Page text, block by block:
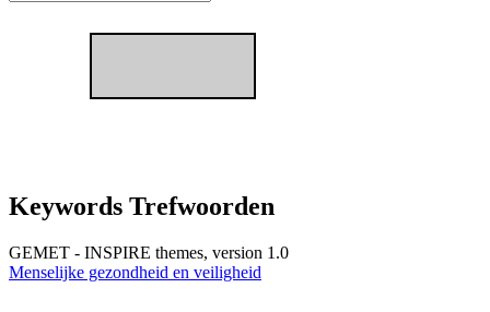
Keywords Trefwoorden
GEMET - INSPIRE themes, version 1.0
Menselijke gezondheid en veiligheid